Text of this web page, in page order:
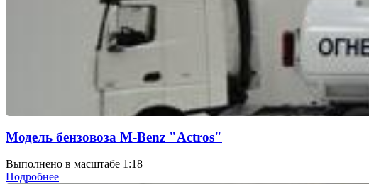
Модель бензовоза M-Benz "Actros"
Выполнено в масштабе 1:18
Подробнее